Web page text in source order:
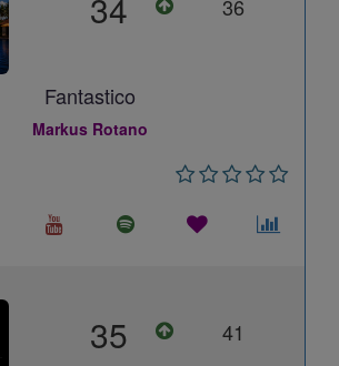
36
Fantastico
Markus Rotano
35 41